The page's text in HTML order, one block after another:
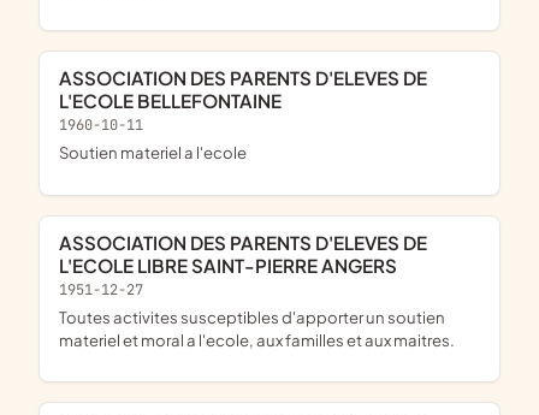
ASSOCIATION DES PARENTS D'ELEVES DE
L'ECOLE BELLEFONTAINE
1960-10-11
Soutien materiel a l'ecole
ASSOCIATION DES PARENTS D'ELEVES DE
L'ECOLE LIBRE SAINT-PIERRE ANGERS
1951-12-27
Toutes activites susceptibles d'apporter un soutien
materiel et moral a l'ecole, aux familles et aux maitres.